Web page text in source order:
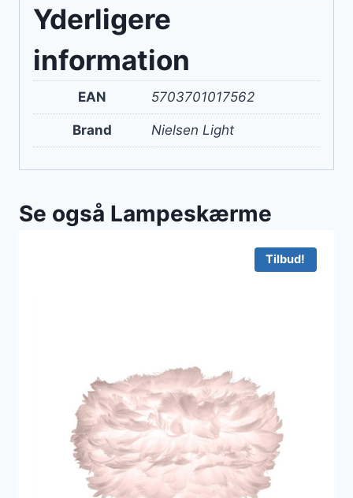
Yderligere
information
EAN 5703701017562
Brand Nielsen Light
Se også Lampeskærme
Tilbud!